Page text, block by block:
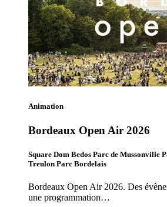
Animation
Bordeaux Open Air 2026
Square Dom Bedos Parc de Mussonville
Treulon Parc Bordelais
Bordeaux Open Air 2026. Des
une programmation…